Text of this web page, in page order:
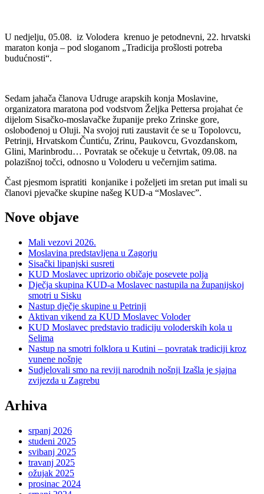
U nedjelju, 05.08. iz Volodera krenuo je petodnevni, 22. hrvatski
maraton konja – pod sloganom „Tradicija prošlosti potreba
budućnosti“.
Sedam jahača članova Udruge arapskih konja Moslavine,
organizatora maratona pod vodstvom Željka Pettersa projahat će
dijelom Sisačko-moslavačke županije preko Zrinske gore,
oslobođenoj u Oluji. Na svojoj ruti zaustavit će se u Topolovcu,
Petrinji, Hrvatskom Čuntiću, Zrinu, Paukovcu, Gvozdanskom,
Glini, Marinbrodu… Povratak se očekuje u četvrtak, 09.08. na
polazišnoj točci, odnosno u Voloderu u večernjim satima.
Čast pjesmom ispratiti konjanike i poželjeti im sretan put imali su
članovi pjevačke skupine našeg KUD-a “Moslavec”.
Nove objave
Mali vezovi 2026.
Moslavina predstavljena u Zagorju
Sisački lipanjski susreti
KUD Moslavec uprizorio običaje posevete polja
Dječja skupina KUD-a Moslavec nastupila na županijskoj
smotri u Sisku
Nastup dječje skupine u Petrinji
Aktivan vikend za KUD Moslavec Voloder
KUD Moslavec predstavio tradiciju voloderskih kola u
Selima
Nastup na smotri folklora u Kutini – povratak tradiciji kroz
vunene nošnje
Sudjelovali smo na reviji narodnih nošnji Izašla je sjajna
zvijezda u Zagrebu
Arhiva
srpanj 2026
studeni 2025
svibanj 2025
travanj 2025
ožujak 2025
prosinac 2024